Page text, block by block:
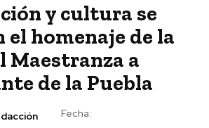
y cultura se
el homenaje de la
Maestranza a
de la Puebla
Fecha: